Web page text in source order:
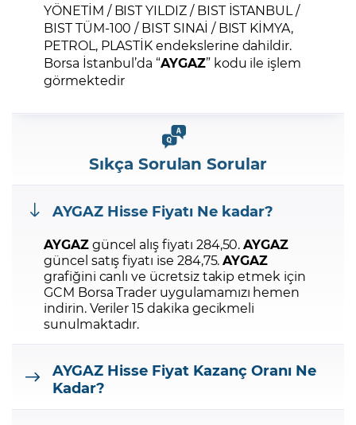
YÖNETİM / BIST YILDIZ / BIST İSTANBUL /
BIST TÜM-100 / BIST SINAİ / BIST KİMYA,
PETROL, PLASTİK endekslerine dahildir.
Borsa İstanbul’da “AYGAZ” kodu ile işlem
görmektedir
Sıkça Sorulan Sorular
AYGAZ Hisse Fiyatı Ne kadar?
AYGAZgüncel alış fiyatı 284,50.AYGAZ
güncel satış fiyatı ise 284,75.AYGAZ
grafiğini canlı ve ücretsiz takip etmek için
GCM Borsa Trader uygulamamızı hemen
indirin.Veriler 15 dakika gecikmeli
sunulmaktadır.
AYGAZ Hisse Fiyat Kazanç Oranı Ne
Kadar?